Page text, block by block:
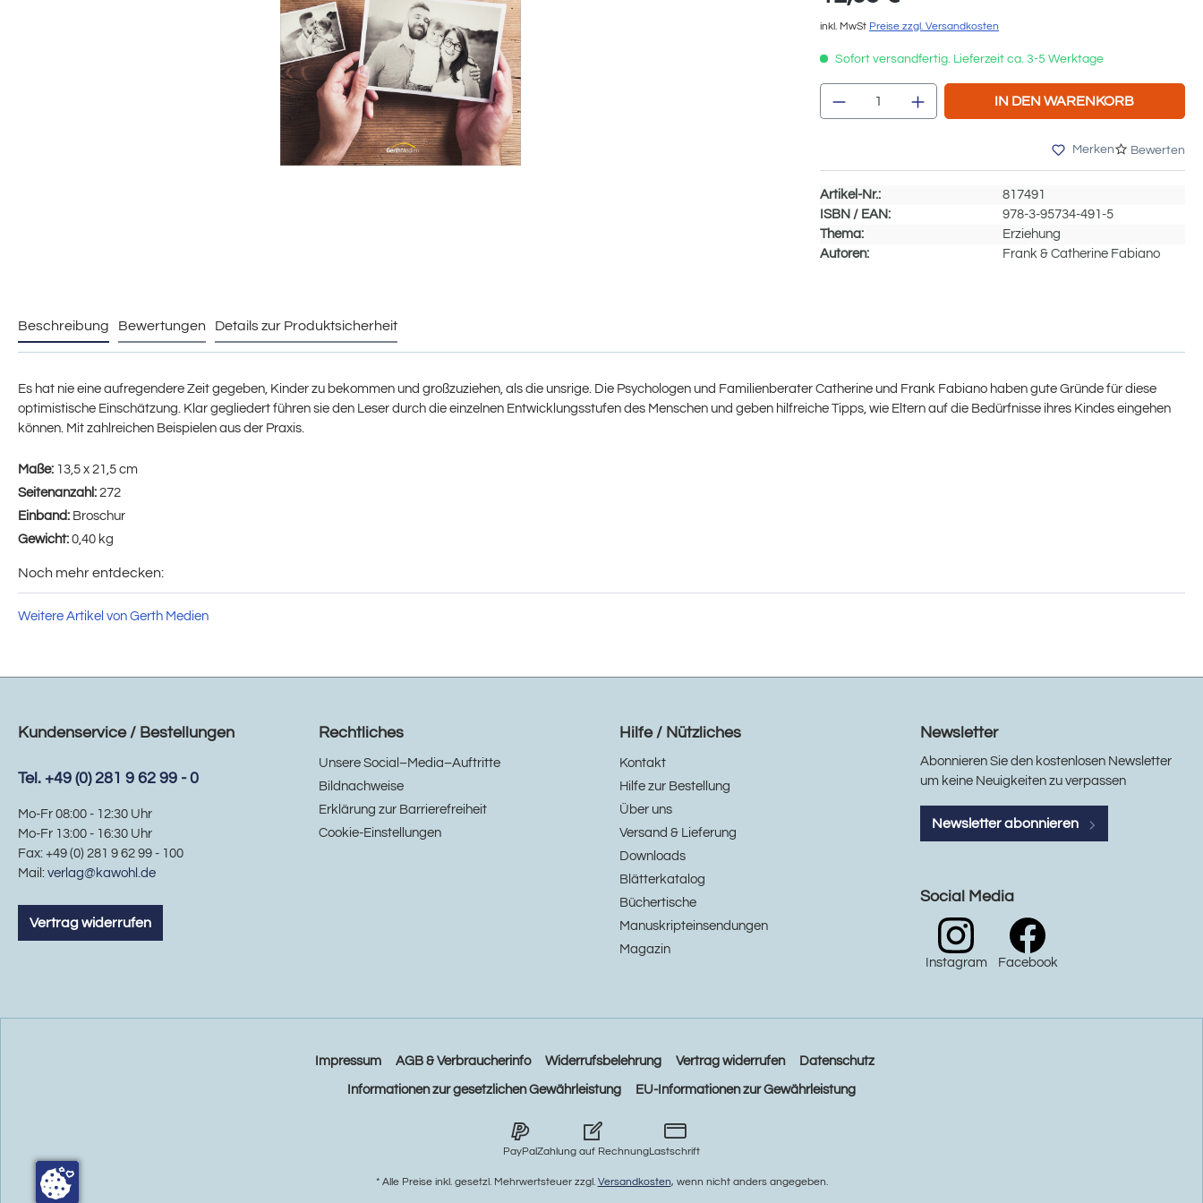
inkl. MwSt Preise zzgl. Versandkosten
Sofort versandfertig. Lieferzeit ca. 3-5 Werktage
Produkt Anzahl: Gib den gewünschten
IN DEN WARENKORB
Merken Bewerten
Artikel-Nr.:
817491
ISBN / EAN:
978-3-95734-491-5
Thema:
Erziehung
Autoren:
Frank & Catherine Fabiano
Beschreibung Bewertungen Details zur Produktsicherheit
Es hat nie eine aufregendere Zeit gegeben, Kinder zu bekommen und großzuziehen, als die unsrige. Die Psychologen und Familienberater Catherine und Frank Fabiano haben gute Gründe für diese
optimistische Einschätzung. Klar gegliedert führen sie den Leser durch die einzelnen Entwicklungsstufen des Menschen und geben hilfreiche Tipps, wie Eltern auf die Bedürfnisse ihres Kindes eingehen
können. Mit zahlreichen Beispielen aus der Praxis.
Maße: 13,5 x 21,5 cm
Seitenanzahl: 272
Einband: Broschur
Gewicht: 0,40 kg
Noch mehr entdecken:
Weitere Artikel von Gerth Medien
Kundenservice / Bestellungen
Tel. +49 (0) 281 9 62 99 - 0
Mo-Fr 08:00 - 12:30 Uhr
Mo-Fr 13:00 - 16:30 Uhr
Fax: +49 (0) 281 9 62 99 - 100
Mail: verlag@kawohl.de
Vertrag widerrufen
Rechtliches
Unsere Social–Media–Auftritte
Bildnachweise
Erklärung zur Barrierefreiheit
Cookie-Einstellungen
Hilfe / Nützliches
Kontakt
Hilfe zur Bestellung
Über uns
Versand & Lieferung
Downloads
Blätterkatalog
Büchertische
Manuskripteinsendungen
Magazin
Newsletter
Abonnieren Sie den kostenlosen Newsletter
um keine Neuigkeiten zu verpassen
Newsletter abonnieren
Social Media
Instagram Facebook
Impressum AGB & Verbraucherinfo Widerrufsbelehrung Vertrag widerrufen Datenschutz
Informationen zur gesetzlichen Gewährleistung EU-Informationen zur Gewährleistung
PayPalZahlung auf RechnungLastschrift
* Alle Preise inkl. gesetzl. Mehrwertsteuer zzgl. Versandkosten, wenn nicht anders angegeben.